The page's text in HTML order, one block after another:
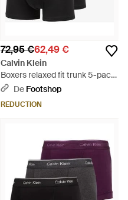
72,95 €62,49 €
Calvin Klein
Boxers relaxed fit trunk 5-pack
s - Noir
De Footshop
RÉDUCTION